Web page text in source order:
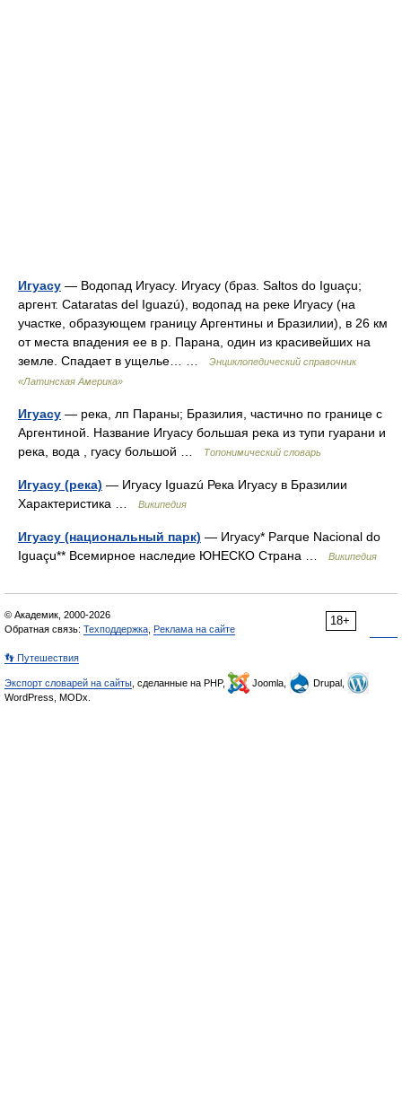
Игуасу — Водопад Игуасу. Игуасу (браз. Saltos do Iguaçu;
аргент. Cataratas del Iguazú), водопад на реке Игуасу (на
участке, образующем границу Аргентины и Бразилии), в 26 км
от места впадения ее в р. Парана, один из красивейших на
земле. Спадает в ущелье… …
Энциклопедический справочник
«Латинская Америка»
Игуасу — река, лп Параны; Бразилия, частично по границе с
Аргентиной. Название Игуасу большая река из тупи гуарани и
река, вода , гуасу большой …
Топонимический словарь
Игуасу (река) — Игуасу Iguazú Река Игуасу в Бразилии
Характеристика …
Википедия
Игуасу (национальный парк) — Игуасу* Parque Nacional do
Iguaçu** Всемирное наследие ЮНЕСКО Страна …
Википедия
18+
© Академик, 2000-2026
Обратная связь: Техподдержка Реклама на сайте
👣 Путешествия
Экспорт словарей на сайты , сделанные на PHP, Joomla,
Drupal,
WordPress, MODx.